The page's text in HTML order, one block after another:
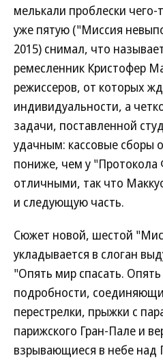
мелькали проблески чего-
уже пятую ("Миссия
2015) снимал, что
ремесленник Кристофер
режиссеров, от которых
индивидуальности, а
задачи, поставленной
удачным: кассовые сборы
пониже, чем у
отличными, так что
и следующую часть.
Сюжет новой, шестой
укладывается в слоган
"Опять мир спасать.
подробности,
перестрелки, прыжки с
парижского Гран-Пале и
взрывающиеся в небе над